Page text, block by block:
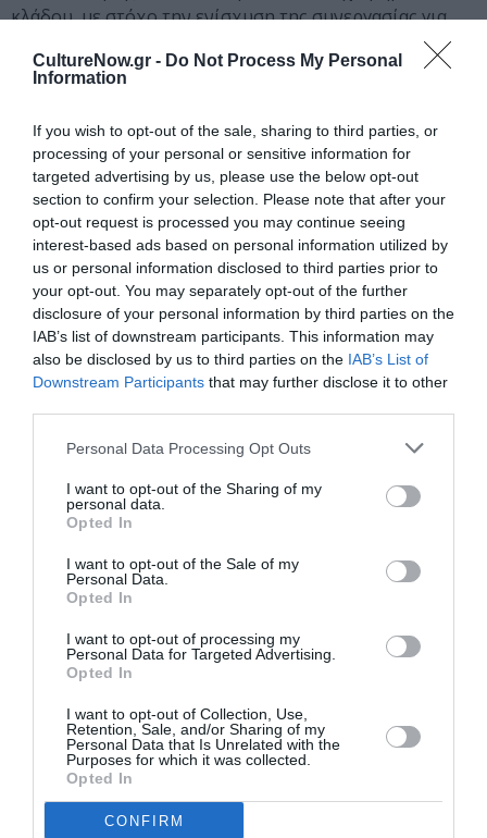
CultureNow.gr - Do Not Process My Personal
Information
If you wish to opt-out of the sale, sharing to third parties, or
processing of your personal or sensitive information for
targeted advertising by us, please use the below opt-out
section to confirm your selection. Please note that after your
opt-out request is processed you may continue seeing
interest-based ads based on personal information utilized by
us or personal information disclosed to third parties prior to
your opt-out. You may separately opt-out of the further
disclosure of your personal information by third parties on the
IAB’s list of downstream participants. This information may
also be disclosed by us to third parties on the IAB’s List of
Downstream Participants that may further disclose it to other
Personal Data Processing Opt Outs
I want to opt-out of the Sharing of my
personal data.
Opted In
I want to opt-out of the Sale of my
Personal Data.
Opted In
I want to opt-out of processing my
Personal Data for Targeted Advertising.
Opted In
I want to opt-out of Collection, Use,
Retention, Sale, and/or Sharing of my
Personal Data that Is Unrelated with the
Purposes for which it was collected.
Opted In
CONFIRM
κλάδου, με στόχο την ενίσχυση της συνεργασίας για
την αποτελεσματικότερη προστασία και διαχείριση των
Θαλάσσιων Λιβαδιών, με έμφαση στα Λιβάδια
σημαντικότερα αλλά και πιο ευάλωτα θαλάσσια
οικοσυστήματα της Μεσογείου.
Ταυτότητα Εκδήλωσης
Ημερομηνία:
29/04/2026
Τετάρτη, στις 18:30
Τοποθεσία:
Γαλλικό Ινστιτούτο Ελλάδος - Αuditorium Theo
Angelopoulos, Σίνα 31, Αθήνα
Γαλλικό Ινστιτούτο Αθηνών
Ελεύθερη είσοδος
ifg.gr
Ακολουθήστε το Culturenow.gr στοGoogle News
μάθετε πρώτοι όλες τις ειδήσεις
Δείτε όλα τατελευταία νέαγια την Τέχνη και τον
Πολιτισμό στοCulturenow.gr